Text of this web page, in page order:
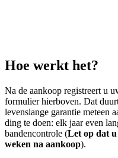
Hoe werkt het?
Na de aankoop registreert u
formulier hierboven. Dat
levenslange garantie meteen
ding te doen: elk jaar even
bandencontrole (Let op dat
weken na aankoop).